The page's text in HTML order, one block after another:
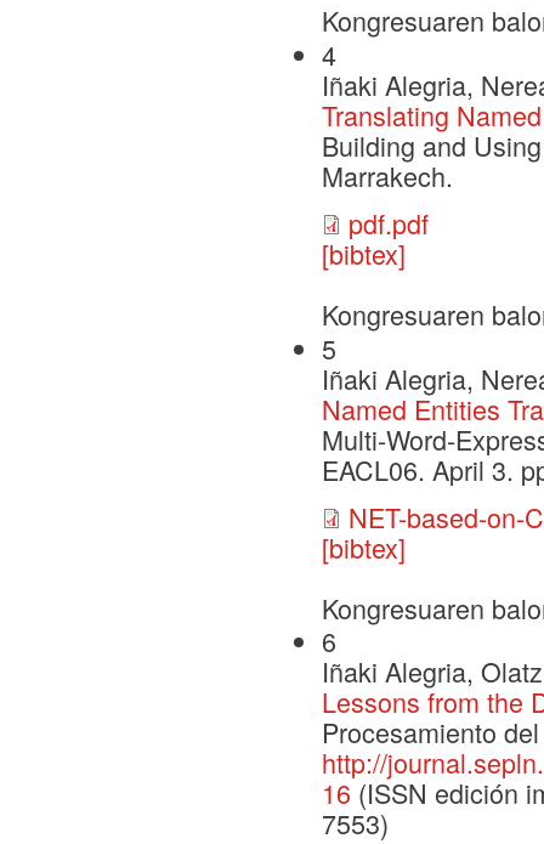
Kongresuaren
4
Iñaki Alegria,
Translating
Building and
Marrakech.
pdf.pdf
[bibtex]
Kongresuaren
5
Iñaki Alegria,
Named Entities
Multi-Word-
EACL06. April 3.
NET-based-on-
[bibtex]
Kongresuaren
6
Iñaki Alegria,
Lessons from the
Procesamiento
http://
16 (ISSN edición
7553)